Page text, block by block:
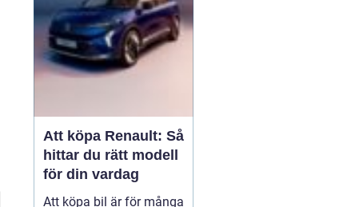
Att köpa Renault: Så
hittar du rätt modell
för din vardag
Att köpa bil är för många